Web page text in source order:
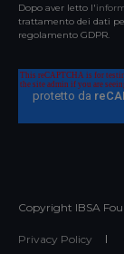
Dopo aver letto l'
trattamento dei dati
regolamento GDPR.
Copyright IBSA
Privacy Policy